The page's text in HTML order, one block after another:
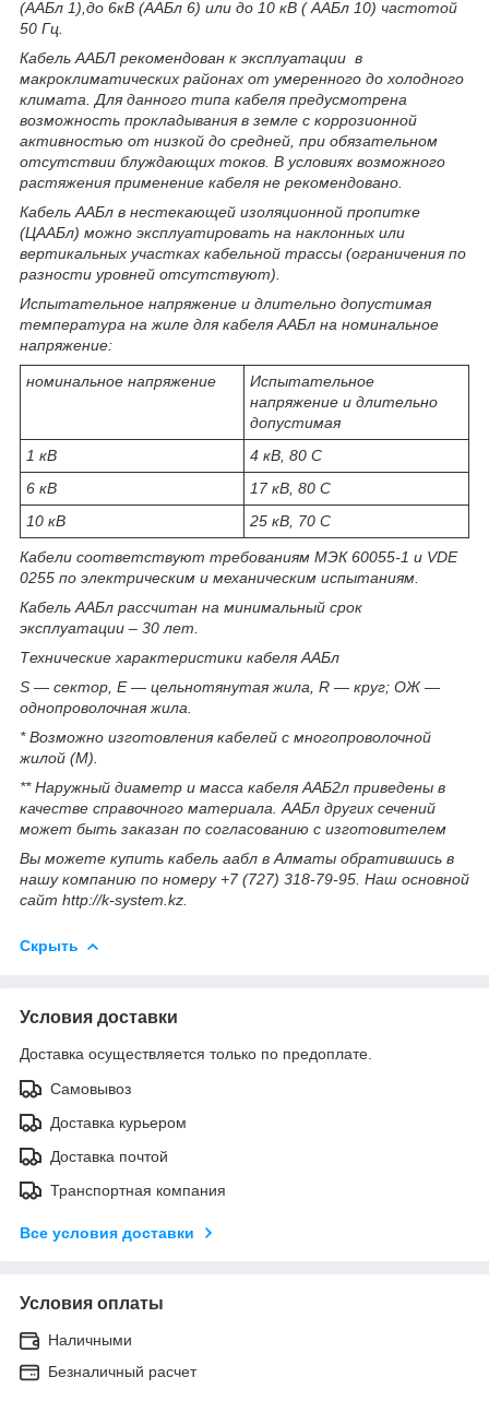
(ААБл 1),до 6кВ (ААБл 6) или до 10 кВ ( ААБл 10) частотой
50 Гц.
Кабель ААБЛ рекомендован к эксплуатации в
макроклиматических районах от умеренного до холодного
климата. Для данного типа кабеля предусмотрена
возможность прокладывания в земле с коррозионной
активностью от низкой до средней, при обязательном
отсутствии блуждающих токов. В условиях возможного
растяжения применение кабеля не рекомендовано.
Кабель ААБл в нестекающей изоляционной пропитке
(ЦААБл) можно эксплуатировать на наклонных или
вертикальных участках кабельной трассы (ограничения по
разности уровней отсутствуют).
Испытательное напряжение и длительно допустимая
температура на жиле для кабеля ААБл на номинальное
напряжение:
номинальное напряжение
Испытательное
напряжение и длительно
допустимая
1 кВ
4 кВ, 80 С
6 кВ
17 кВ, 80 С
10 кВ
25 кВ, 70 С
Кабели соответствуют требованиям МЭК 60055-1 и VDE
0255 по электрическим и механическим испытаниям.
Кабель ААБл рассчитан на минимальный срок
эксплуатации – 30 лет.
Технические характеристики кабеля ААБл
S — сектор, E — цельнотянутая жила, R — круг; ОЖ —
однопроволочная жила.
* Возможно изготовления кабелей с многопроволочной
жилой (М).
** Наружный диаметр и масса кабеля ААБ2л приведены в
качестве справочного материала. ААБл других сечений
может быть заказан по согласованию с изготовителем
Вы можете купить кабель аабл в Алматы обратившись в
нашу компанию по номеру +7 (727) 318-79-95. Наш основной
сайт http://k-system.kz.
Скрыть
Условия доставки
Доставка осуществляется только по предоплате.
Самовывоз
Доставка курьером
Доставка почтой
Транспортная компания
Все условия доставки
Условия оплаты
Наличными
Безналичный расчет